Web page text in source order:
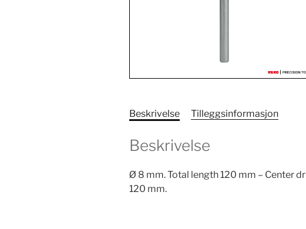
Beskrivelse Tilleggsinformasjon
Beskrivelse
Ø 8 mm. Total length 120 mm – Center
120 mm.